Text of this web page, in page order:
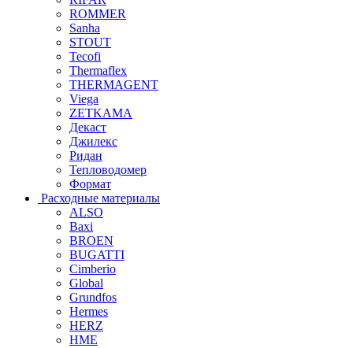
ROMMER
Sanha
STOUT
Tecofi
Thermaflex
THERMAGENT
Viega
ZETKAMA
Декаст
Джилекс
Ридан
Тепловодомер
Формат
Расходные материалы
ALSO
Baxi
BROEN
BUGATTI
Cimberio
Global
Grundfos
Hermes
HERZ
HME